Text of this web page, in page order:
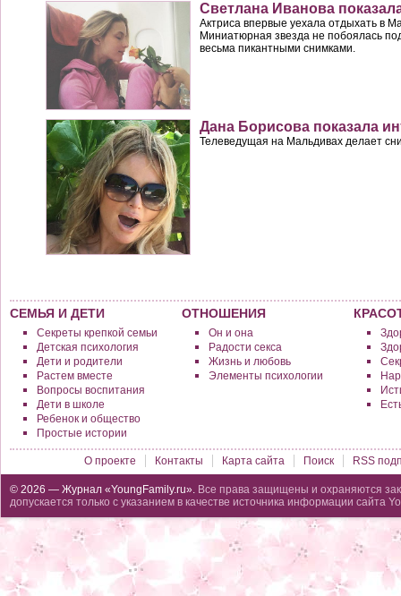
Светлана Иванова
Актриса впервые уехала отдыхать в
Миниатюрная звезда не побоялась
весьма пикантными снимками.
Дана Борисова показала
Телеведущая на Мальдивах делает
СЕМЬЯ И ДЕТИ
Секреты крепкой семьи
Детская психология
Дети и родители
Растем вместе
Вопросы воспитания
Дети в школе
Ребенок и общество
Простые истории
ОТНОШЕНИЯ
Он и она
Радости секса
Жизнь и любовь
Элементы психологии
О проекте Контакты Карта сайта Поиск RSS
© 2026 — Журнал «YoungFamily.ru». Все права защищены и охраняются
допускается только с указанием в качестве источника информации сайта